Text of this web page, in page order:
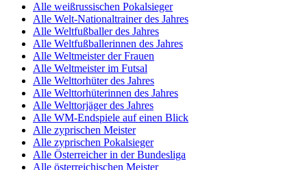
Alle weißrussischen Pokalsieger
Alle Welt-Nationaltrainer des Jahres
Alle Weltfußballer des Jahres
Alle Weltfußballerinnen des Jahres
Alle Weltmeister der Frauen
Alle Weltmeister im Futsal
Alle Welttorhüter des Jahres
Alle Welttorhüterinnen des Jahres
Alle Welttorjäger des Jahres
Alle WM-Endspiele auf einen Blick
Alle zyprischen Meister
Alle zyprischen Pokalsieger
Alle Österreicher in der Bundesliga
Alle österreichischen Meister